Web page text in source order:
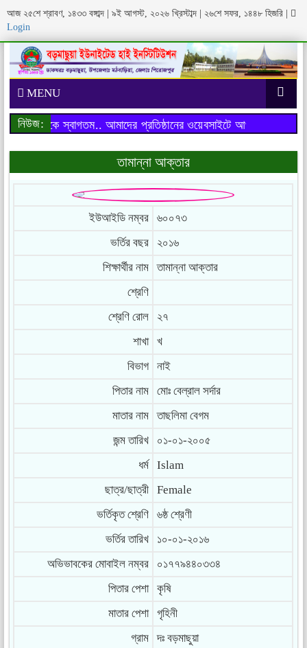
আজ ২৫শে শ্রাবণ, ১৪৩৩ বঙ্গাব্দ | ৯ই আগস্ট, ২০২৬ খ্রিস্টাব্দ | ২৬শে সফর, ১৪৪৮ হিজরি
Login
MENU
নিউজ: আমাদের প্রতিষ্ঠানের ওয়েবসাইটে আপনাকে স্বাগতম..
আপনাকে স্বাগতম..
তামান্না আক্তার
ইউআইডি নম্বর
৬০০৭৩
ভর্তির বছর
২০১৬
শিক্ষার্থীর নাম
তামান্না আক্তার
শ্রেণি
শ্রেণি রোল
২৭
শাখা
খ
বিভাগ
নাই
পিতার নাম
মোঃ বেল্রাল সর্দার
মাতার নাম
তাছলিমা বেগম
জন্ম তারিখ
০১-০১-২০০৫
ধর্ম
Islam
ছাত্র/ছাত্রী
Female
ভর্তিকৃত শ্রেণি
৬ষ্ঠ শ্রেণী
ভর্তির তারিখ
১০-০১-২০১৬
অভিভাবকের মোবাইল নম্বর
০১৭৭৯৪৪০৩৩৪
পিতার পেশা
কৃষি
মাতার পেশা
গৃহিনী
গ্রাম
দঃ বড়মাছুয়া